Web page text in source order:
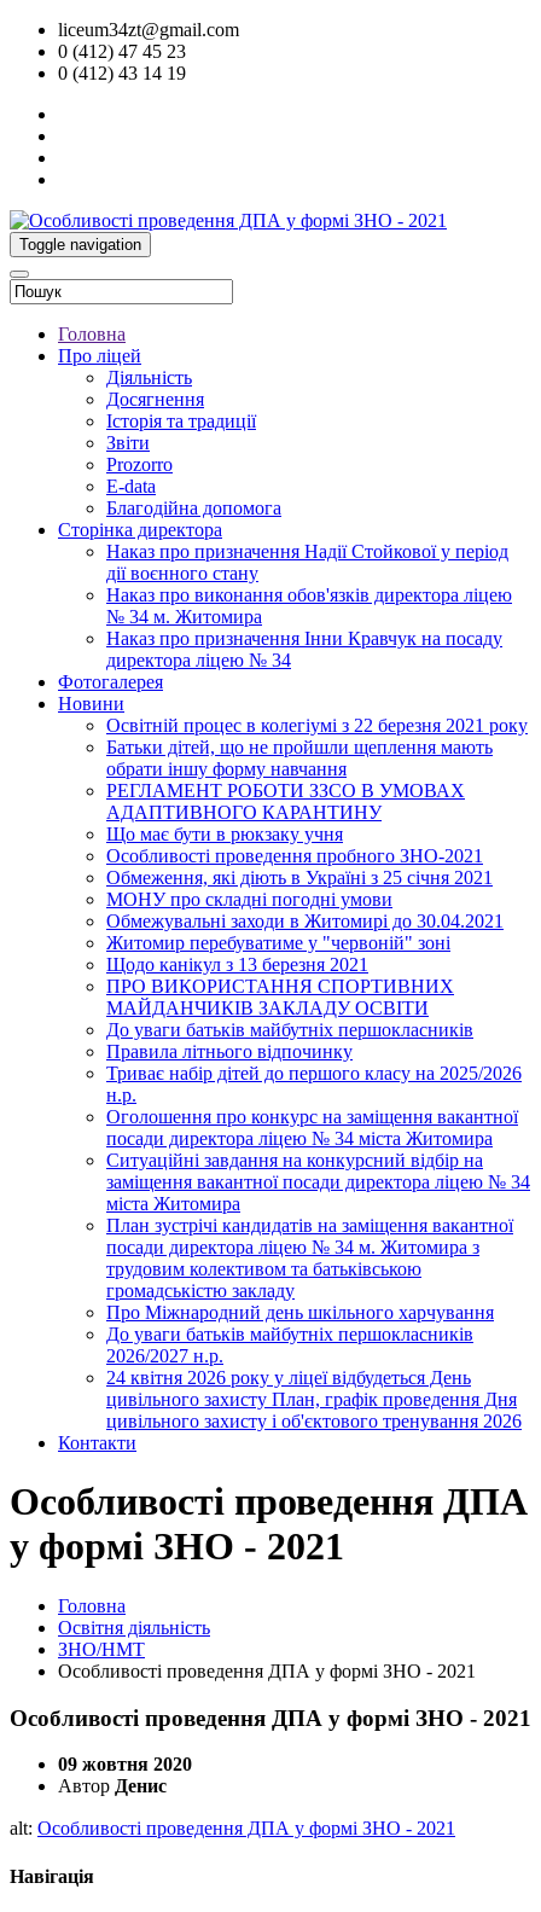
liceum34zt@gmail.com
0 (412) 47 45 23
0 (412) 43 14 19
Toggle navigation
Головна
Про ліцей
Діяльність
Досягнення
Історія та традиції
Звіти
Prozorro
E-data
Благодійна допомога
Сторінка директора
Наказ про призначення Надії Стойкової у період
дії воєнного стану
Наказ про виконання обов'язків директора ліцею
№ 34 м. Житомира
Наказ про призначення Інни Кравчук на посаду
директора ліцею № 34
Фотогалерея
Новини
Освітній процес в колегіумі з 22 березня 2021 року
Батьки дітей, що не пройшли щеплення мають
обрати іншу форму навчання
РЕГЛАМЕНТ РОБОТИ ЗЗСО В УМОВАХ
АДАПТИВНОГО КАРАНТИНУ
Що має бути в рюкзаку учня
Особливості проведення пробного ЗНО-2021
Обмеження, які діють в Україні з 25 січня 2021
МОНУ про складні погодні умови
Обмежувальні заходи в Житомирі до 30.04.2021
Житомир перебуватиме у "червоній" зоні
Щодо канікул з 13 березня 2021
ПРО ВИКОРИСТАННЯ СПОРТИВНИХ
МАЙДАНЧИКІВ ЗАКЛАДУ ОСВІТИ
До уваги батьків майбутніх першокласників
Правила літнього відпочинку
Триває набір дітей до першого класу на 2025/2026
н.р.
Оголошення про конкурс на заміщення вакантної
посади директора ліцею № 34 міста Житомира
Ситуаційні завдання на конкурсний відбір на
заміщення вакантної посади директора ліцею № 34
міста Житомира
План зустрічі кандидатів на заміщення вакантної
посади директора ліцею № 34 м. Житомира з
трудовим колективом та батьківською
громадськістю закладу
Про Міжнародний день шкільного харчування
До уваги батьків майбутніх першокласників
2026/2027 н.р.
24 квітня 2026 року у ліцеї відбудеться День
цивільного захисту План, графік проведення Дня
цивільного захисту і об'єктового тренування 2026
Контакти
Особливості проведення ДПА
у формі ЗНО - 2021
Головна
Освітня діяльність
ЗНО/НМТ
Особливості проведення ДПА у формі ЗНО - 2021
Особливості проведення ДПА у формі ЗНО - 2021
09 жовтня 2020
Автор Денис
alt: Особливості проведення ДПА у формі ЗНО - 2021
Навігація